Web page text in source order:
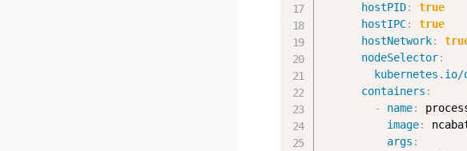
hostPID:
true
hostIPC:
true
hostNetwork:
nodeSelector:
kubernetes.io/
containers :
-
name:
image:
args :